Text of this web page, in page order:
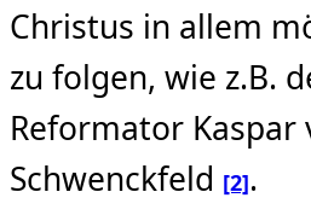
Christus in allem
zu folgen, wie z.B.
Reformator Kaspar
Schwenckfeld [2].